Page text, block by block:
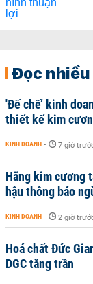
Đọc
'Đế chế’ kinh
thiết kế kim
KINH DOANH - 7 giờ
Hãng kim cương
hậu thông báo
KINH DOANH - 2 giờ
Hoá chất Đức
DGC tăng trần